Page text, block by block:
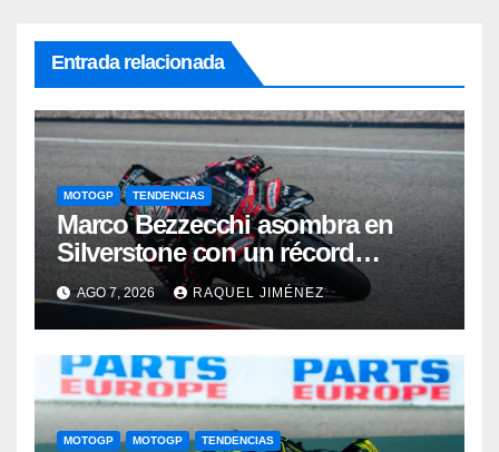
Entrada relacionada
MOTOGP TENDENCIAS
Marco Bezzecchi asombra en
Silverstone con un récord
histórico pese a correr lesionado:
“No esperaba para nada este
tiempo”
AGO 7, 2026 RAQUEL JIMÉNEZ
MOTOGP MOTOGP TENDENCIAS